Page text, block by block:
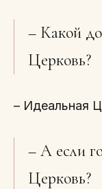
– Какой
Церковь?
– Идеальная
– А если
Церковь?